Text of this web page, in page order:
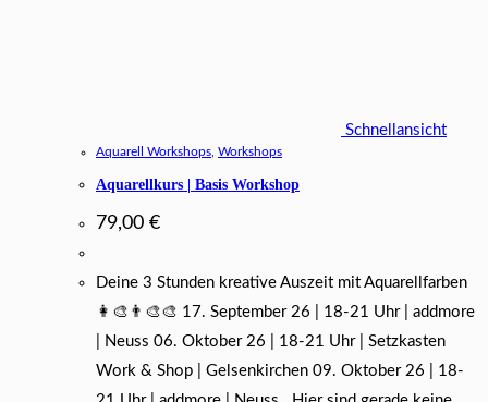
Schnellansicht
Aquarell Workshops Workshops
Aquarellkurs | Basis Workshop
79,00 €
Deine 3 Stunden kreative Auszeit mit Aquarellfarben
👩‍🎨👨‍🎨🎨 17. September 26 | 18-21 Uhr | addmore
| Neuss 06. Oktober 26 | 18-21 Uhr | Setzkasten
Work & Shop | Gelsenkirchen 09. Oktober 26 | 18-